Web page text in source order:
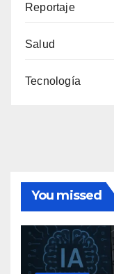
Reportaje
Salud
Tecnología
You missed